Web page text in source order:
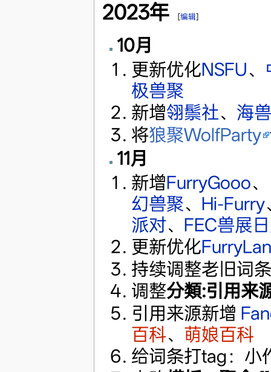
2023年 [编辑]
10月
更新优化NSFU、
极兽聚
新增翎鬃社、 海
将狼聚WolfParty
11月
新增FurryGooo、
幻兽聚、 Hi-Furry
派对、 FEC兽展
更新优化
持续调整老旧词
调整分類:引用来
引用来源新增
百科、 萌娘百科
给词条打tag：小